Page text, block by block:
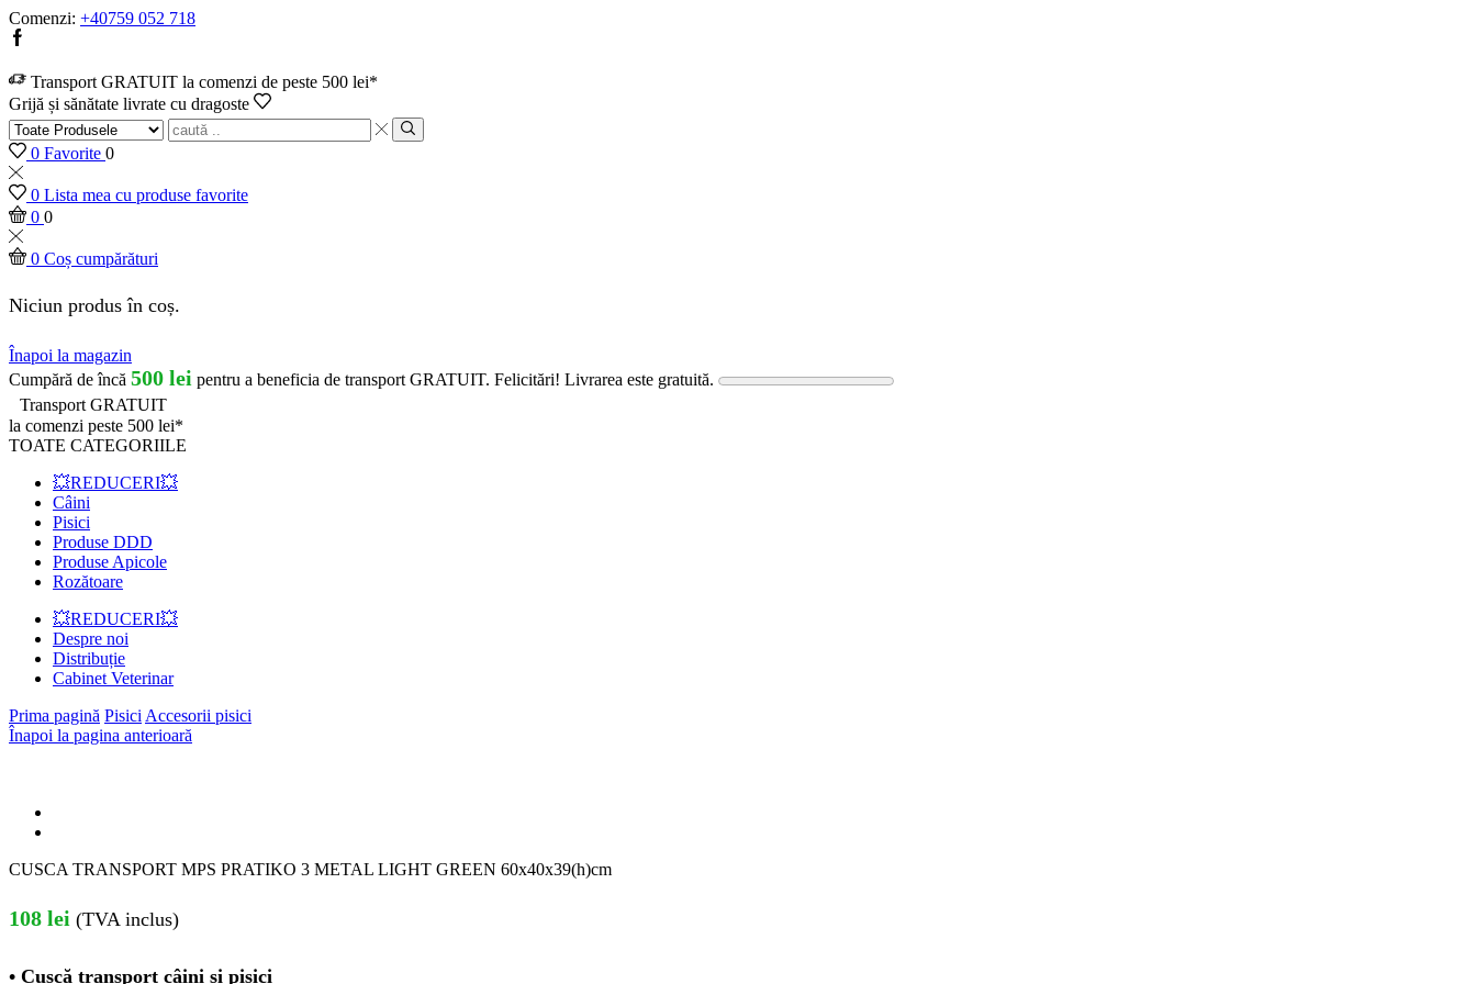
Comenzi: +40759 052 718
Transport GRATUIT la comenzi de peste 500 lei*
Grijă și sănătate livrate cu dragoste
0 Favorite 0
0 Lista mea cu produse favorite
0 0
0 Coș cumpărături
Niciun produs în coș.
Înapoi la magazin
Cumpără de încă 500 lei pentru a beneficia de transport GRATUIT. Felicitări! Livrarea este gratuită.
Transport GRATUIT
la comenzi peste 500 lei*
TOATE CATEGORIILE
💥REDUCERI💥
Câini
Pisici
Produse DDD
Produse Apicole
Rozătoare
💥REDUCERI💥
Despre noi
Distribuție
Cabinet Veterinar
Prima pagină PisiciAccesorii pisici
Înapoi la pagina anterioară
CUSCA TRANSPORT MPS PRATIKO 3 METAL LIGHT GREEN 60x40x39(h)cm
108 lei (TVA inclus)
• Cușcă transport câini și pisici